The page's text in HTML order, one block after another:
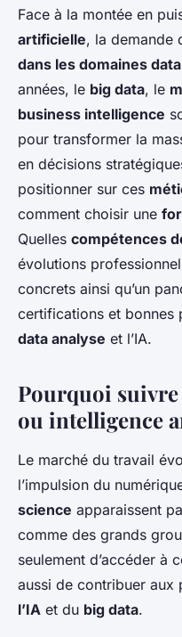
Formation
compétences
les métiers
berthe•20 décembre 2025
Face à la montée en
artificielle, la demande
dans les domaines data
années, le big data, le
business intelligence
pour transformer la
en décisions
positionner sur ces
comment choisir une
Quelles compétences
évolutions
concrets ainsi qu’un
certifications et bonnes
data analyse et l’IA.
Pourquoi
ou intelligence
Le marché du travail
l’impulsion du
science apparaissent
comme des grands
seulement d’accéder à
aussi de contribuer aux
l’IA et du big data.